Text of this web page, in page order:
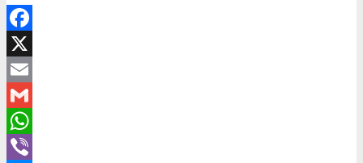
Facebook
X
Email
Gmail
WhatsApp